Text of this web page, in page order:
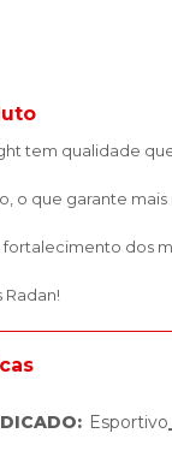
tem qualidade
o que garante
fortalecimento dos
Radan!
: Esportivo